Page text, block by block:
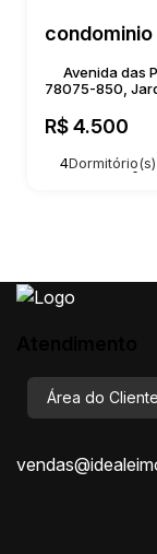
R$4.500
Avenida das
78075-850,
4Dormitório(s)
150m²
Área do Cliente